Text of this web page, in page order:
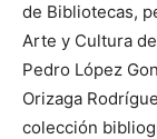
de Bibliotecas,
Arte y Cultura
Pedro López
Orizaga
colección